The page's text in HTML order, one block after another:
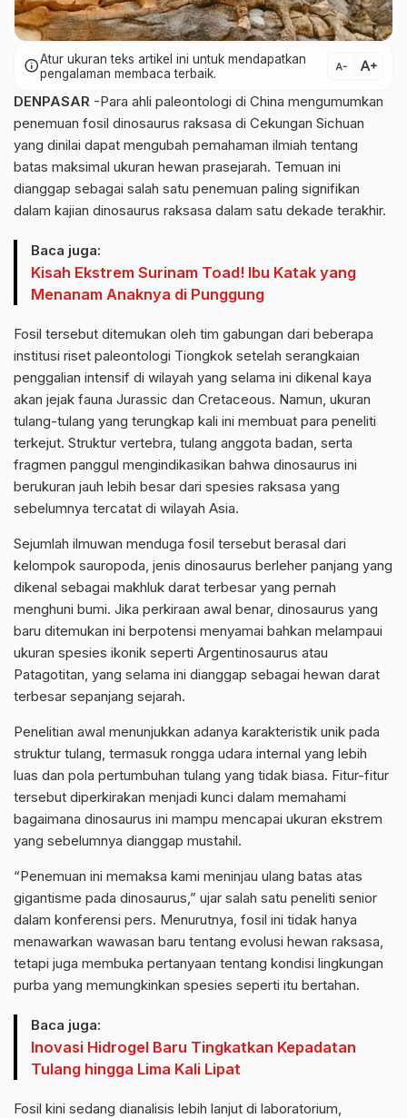
infoAtur ukuran teks artikel ini untuk mendapatkan
pengalaman membaca terbaik.
text_decrease text_increase
DENPASAR -Para ahli paleontologi di China mengumumkan
penemuan fosil dinosaurus raksasa di Cekungan Sichuan
yang dinilai dapat mengubah pemahaman ilmiah tentang
batas maksimal ukuran hewan prasejarah. Temuan ini
dianggap sebagai salah satu penemuan paling signifikan
dalam kajian dinosaurus raksasa dalam satu dekade terakhir.
Baca juga:
Kisah Ekstrem Surinam Toad! Ibu Katak yang
Menanam Anaknya di Punggung
Fosil tersebut ditemukan oleh tim gabungan dari beberapa
institusi riset paleontologi Tiongkok setelah serangkaian
penggalian intensif di wilayah yang selama ini dikenal kaya
akan jejak fauna Jurassic dan Cretaceous. Namun, ukuran
tulang-tulang yang terungkap kali ini membuat para peneliti
terkejut. Struktur vertebra, tulang anggota badan, serta
fragmen panggul mengindikasikan bahwa dinosaurus ini
berukuran jauh lebih besar dari spesies raksasa yang
sebelumnya tercatat di wilayah Asia.
Sejumlah ilmuwan menduga fosil tersebut berasal dari
kelompok sauropoda, jenis dinosaurus berleher panjang yang
dikenal sebagai makhluk darat terbesar yang pernah
menghuni bumi. Jika perkiraan awal benar, dinosaurus yang
baru ditemukan ini berpotensi menyamai bahkan melampaui
ukuran spesies ikonik seperti Argentinosaurus atau
Patagotitan, yang selama ini dianggap sebagai hewan darat
terbesar sepanjang sejarah.
Penelitian awal menunjukkan adanya karakteristik unik pada
struktur tulang, termasuk rongga udara internal yang lebih
luas dan pola pertumbuhan tulang yang tidak biasa. Fitur-fitur
tersebut diperkirakan menjadi kunci dalam memahami
bagaimana dinosaurus ini mampu mencapai ukuran ekstrem
yang sebelumnya dianggap mustahil.
“Penemuan ini memaksa kami meninjau ulang batas atas
gigantisme pada dinosaurus,” ujar salah satu peneliti senior
dalam konferensi pers. Menurutnya, fosil ini tidak hanya
menawarkan wawasan baru tentang evolusi hewan raksasa,
tetapi juga membuka pertanyaan tentang kondisi lingkungan
purba yang memungkinkan spesies seperti itu bertahan.
Baca juga:
Inovasi Hidrogel Baru Tingkatkan Kepadatan
Tulang hingga Lima Kali Lipat
Fosil kini sedang dianalisis lebih lanjut di laboratorium,